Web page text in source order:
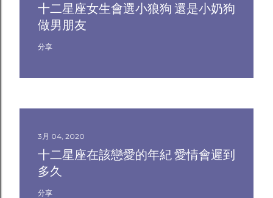
十二星座女生會選小狼狗 還是小奶狗
做男朋友
分享
3月 04, 2020
十二星座在該戀愛的年紀 愛情會遲到
多久
分享